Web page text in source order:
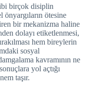
birçok disiplin
önyargıların ötesine
bir mekanizma haline
dolayı etiketlenmesi,
hem bireylerin
sosyal
kavramının ne
yol açtığı
taşır.